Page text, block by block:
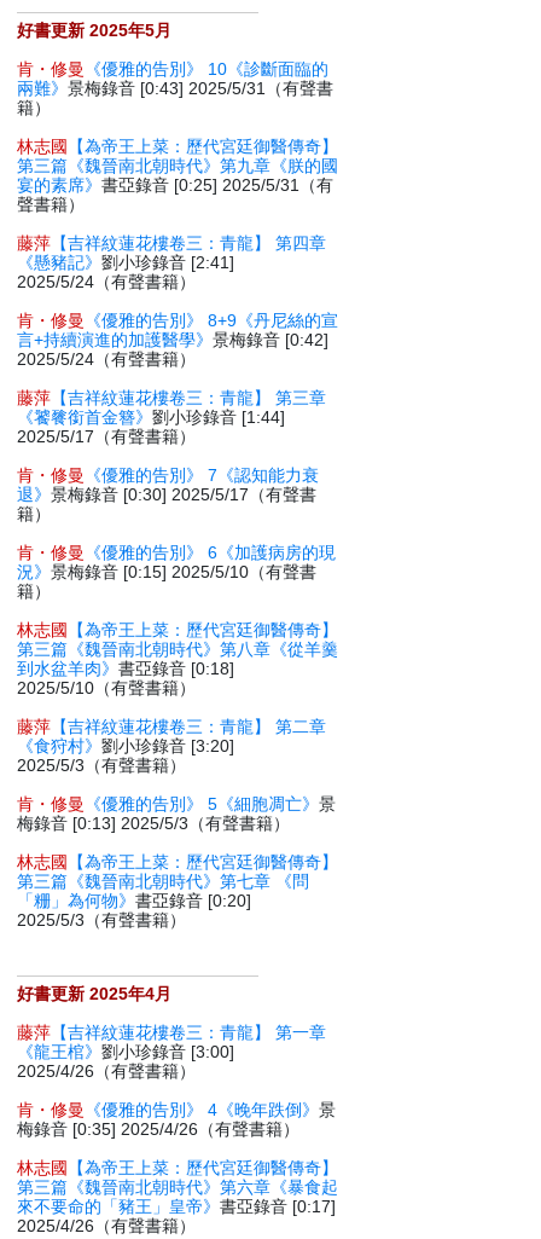
好書更新 2025年5月
肯・修曼
《優雅的告別》 10《診斷面臨的
兩難》景梅錄音 [0:43] 2025/5/31（有聲書
籍）
林志國
【為帝王上菜：歷代宮廷御醫傳奇】
第三篇《魏晉南北朝時代》第九章《朕的國
宴的素席》書亞錄音 [0:25] 2025/5/31（有
聲書籍）
藤萍 【吉祥紋蓮花樓卷三：青龍】 第四章
《懸豬記》劉小珍錄音 [2:41]
2025/5/24（有聲書籍）
肯・修曼
《優雅的告別》 8+9《丹尼絲的宣
言+持續演進的加護醫學》景梅錄音 [0:42]
2025/5/24（有聲書籍）
藤萍 【吉祥紋蓮花樓卷三：青龍】 第三章
《饕餮銜首金簪》劉小珍錄音 [1:44]
2025/5/17（有聲書籍）
肯・修曼
《優雅的告別》 7《認知能力衰
退》景梅錄音 [0:30] 2025/5/17（有聲書
籍）
肯・修曼
《優雅的告別》 6《加護病房的現
況》景梅錄音 [0:15] 2025/5/10（有聲書
籍）
林志國
【為帝王上菜：歷代宮廷御醫傳奇】
第三篇《魏晉南北朝時代》第八章《從羊羹
到水盆羊肉》書亞錄音 [0:18]
2025/5/10（有聲書籍）
藤萍 【吉祥紋蓮花樓卷三：青龍】 第二章
《食狩村》劉小珍錄音 [3:20]
2025/5/3（有聲書籍）
肯・修曼
《優雅的告別》 5《細胞凋亡》景
梅錄音 [0:13] 2025/5/3（有聲書籍）
林志國
【為帝王上菜：歷代宮廷御醫傳奇】
第三篇《魏晉南北朝時代》第七章 《問
「粣」為何物》書亞錄音 [0:20]
2025/5/3（有聲書籍）
好書更新 2025年4月
藤萍 【吉祥紋蓮花樓卷三：青龍】 第一章
《龍王棺》劉小珍錄音 [3:00]
2025/4/26（有聲書籍）
肯・修曼
《優雅的告別》 4《晚年跌倒》景
梅錄音 [0:35] 2025/4/26（有聲書籍）
林志國
【為帝王上菜：歷代宮廷御醫傳奇】
第三篇《魏晉南北朝時代》第六章《暴食起
來不要命的「豬王」皇帝》書亞錄音 [0:17]
2025/4/26（有聲書籍）